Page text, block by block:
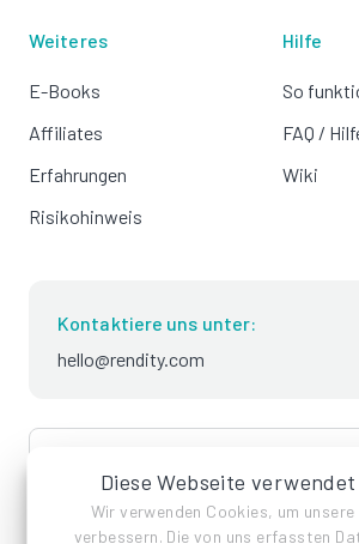
Diese Webseite verwendet
Wir verwenden Cookies, um unsere
verbessern. Die von uns erfassten
Weiteres
E-Books
Affiliates
Erfahrungen
Risikohinweis
Hilfe
So
FAQ /
Wiki
Kontaktiere uns unter:
hello@rendity.com
language